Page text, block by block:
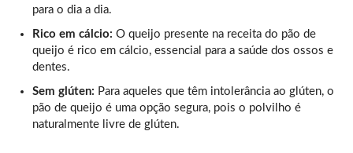
para o dia a dia.
Rico em cálcio: O queijo presente na receita do pão de
queijo é rico em cálcio, essencial para a saúde dos ossos e
dentes.
Sem glúten: Para aqueles que têm intolerância ao glúten, o
pão de queijo é uma opção segura, pois o polvilho é
naturalmente livre de glúten.